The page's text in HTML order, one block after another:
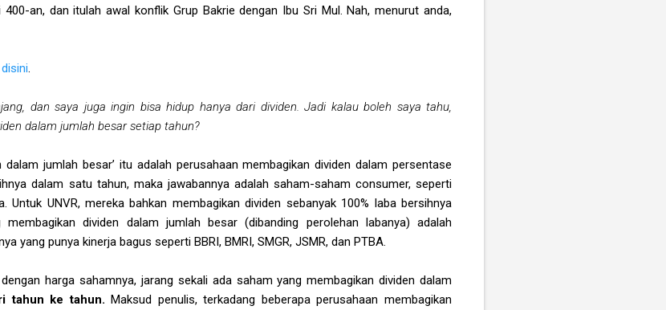
an, dan itulah awal konflik Grup Bakrie dengan Ibu Sri Mul. Nah, menurut anda,
dan saya juga ingin bisa hidup hanya dari dividen. Jadi kalau boleh saya tahu,
dalam jumlah besar setiap tahun?
dalam jumlah besar’ itu adalah perusahaan membagikan dividen dalam persentase
dalam satu tahun, maka jawabannya adalah saham-saham consumer, seperti
Untuk UNVR, mereka bahkan membagikan dividen sebanyak 100% laba bersihnya
dividen dalam jumlah besar (dibanding perolehan labanya) adalah
yang punya kinerja bagus seperti BBRI, BMRI, SMGR, JSMR, dan PTBA.
harga sahamnya, jarang sekali ada saham yang membagikan dividen dalam
tahun ke tahun.Maksud penulis, terkadang beberapa perusahaan membagikan